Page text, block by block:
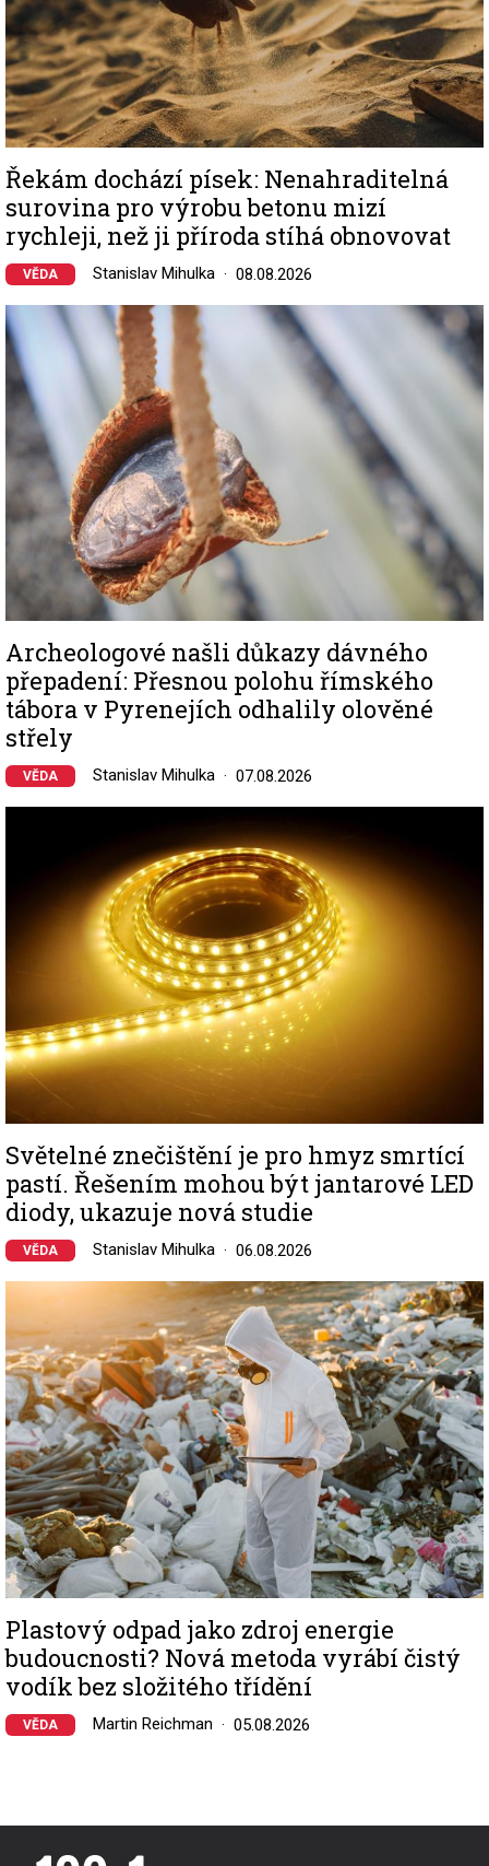
Řekám dochází písek: Nenahraditelná
surovina pro výrobu betonu mizí
rychleji, než ji příroda stíhá obnovovat
VĚDA Stanislav Mihulka 08.08.2026
Image
Archeologové našli důkazy dávného
přepadení: Přesnou polohu římského
tábora v Pyrenejích odhalily olověné
střely
VĚDA Stanislav Mihulka 07.08.2026
Světelné znečištění je pro hmyz smrtící
pastí. Řešením mohou být jantarové LED
diody, ukazuje nová studie
VĚDA Stanislav Mihulka 06.08.2026
Image
Plastový odpad jako zdroj energie
budoucnosti? Nová metoda vyrábí čistý
vodík bez složitého třídění
VĚDA Martin Reichman 05.08.2026